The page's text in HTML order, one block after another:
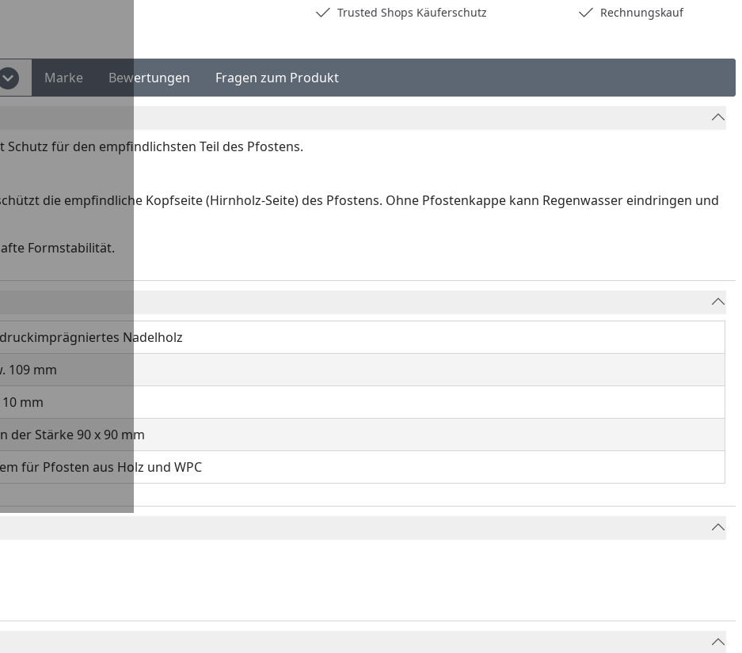
Trusted Shops Käuferschutz Rechnungskauf
Marke Bewertungen Fragen zum Produkt
Schutz für den empfindlichsten Teil des Pfostens.
die empfindliche Kopfseite (Hirnholz-Seite) des Pfostens. Ohne Pfostenkappe kann Regenwasser eindringen und
Formstabilität.
Nadelholz
109 mm
mm
der Stärke 90 x 90 mm
für Pfosten aus Holz und WPC